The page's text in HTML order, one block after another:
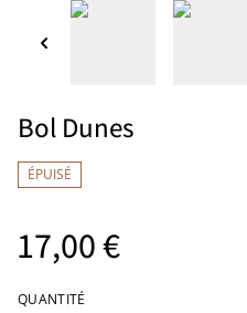
Bol Dunes
ÉPUISÉ
17,00 €
QUANTITÉ